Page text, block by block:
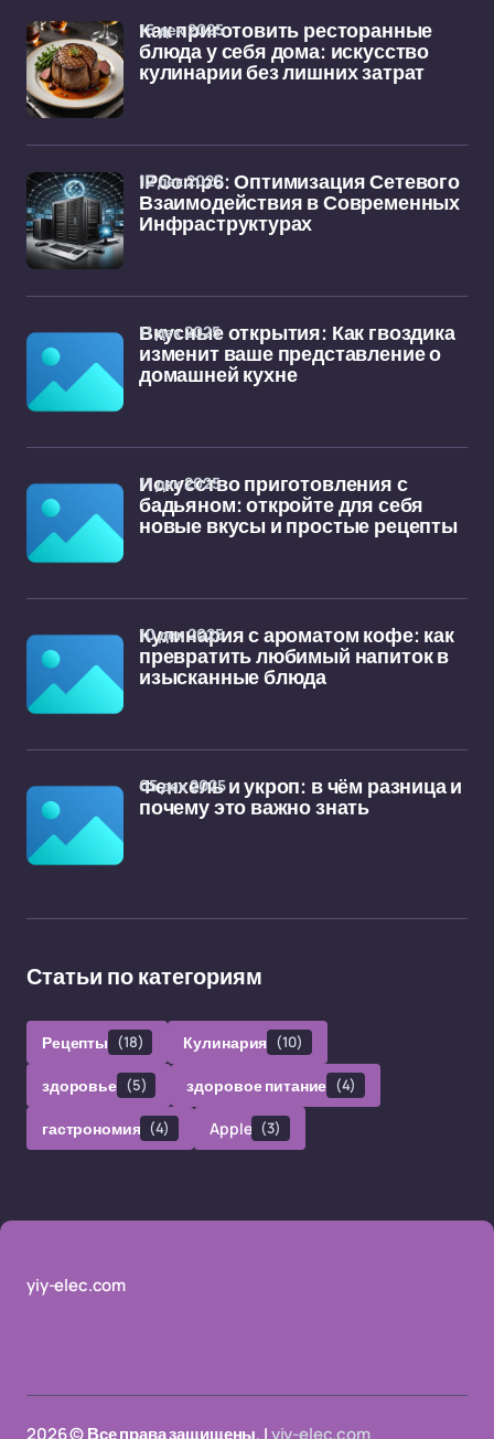
Как приготовить ресторанные
блюда у себя дома: искусство
кулинарии без лишних затрат
16 дек 2025
IPComp6: Оптимизация Сетевого
Взаимодействия в Современных
Инфраструктурах
12 дек 2025
Вкусные открытия: Как гвоздика
изменит ваше представление о
домашней кухне
11 дек 2025
Искусство приготовления с
бадьяном: откройте для себя
новые вкусы и простые рецепты
11 дек 2025
Кулинария с ароматом кофе: как
превратить любимый напиток в
изысканные блюда
10 дек 2025
Фенхель и укроп: в чём разница и
почему это важно знать
05 дек 2025
Статьи по категориям
Рецепты (18) Кулинария (10)
здоровье (5) здоровое питание (4)
гастрономия (4) Apple (3)
yiy-elec.com
2026 © Все права защищены. |yiy-elec.com